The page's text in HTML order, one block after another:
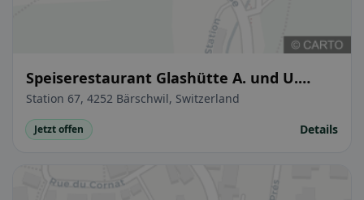
Speiserestaurant Glashütte A. und U.
Hänggi
Station 67, 4252 Bärschwil, Switzerland
Jetzt offen Details